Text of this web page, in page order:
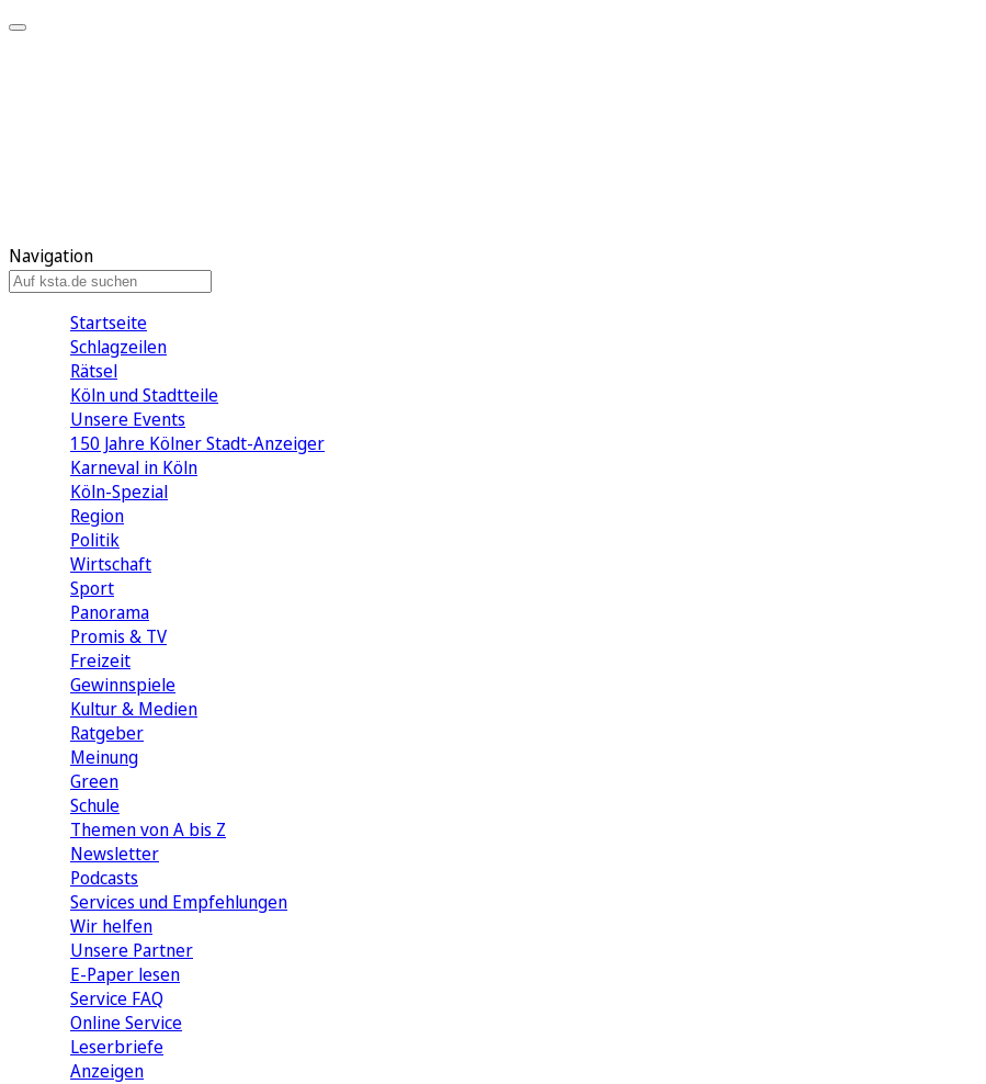
Navigation
Startseite
Schlagzeilen
Rätsel
Köln und Stadtteile
Unsere Events
150 Jahre Kölner Stadt-Anzeiger
Karneval in Köln
Köln-Spezial
Region
Politik
Wirtschaft
Sport
Panorama
Promis & TV
Freizeit
Gewinnspiele
Kultur & Medien
Ratgeber
Meinung
Green
Schule
Themen von A bis Z
Newsletter
Podcasts
Services und Empfehlungen
Wir helfen
Unsere Partner
E-Paper lesen
Service FAQ
Online Service
Leserbriefe
Anzeigen